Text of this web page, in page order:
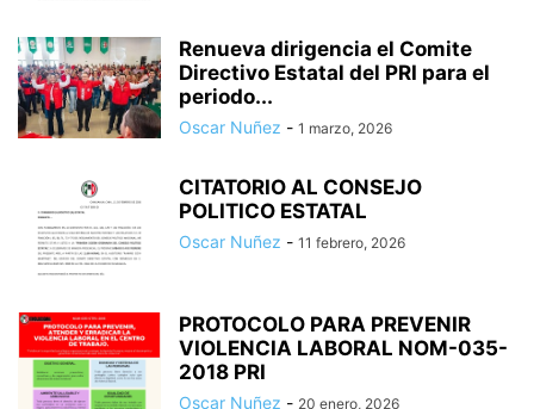
Renueva dirigencia el Comite
Directivo Estatal del PRI para el
periodo...
Oscar Nuñez - 1 marzo, 2026
CITATORIO AL CONSEJO
POLITICO ESTATAL
Oscar Nuñez - 11 febrero, 2026
PROTOCOLO PARA PREVENIR
VIOLENCIA LABORAL NOM-035-
2018 PRI
Oscar Nuñez - 20 enero, 2026